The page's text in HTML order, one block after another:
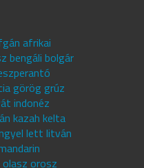
afrikai
bengáli bolgár
görög grúz
indonéz
kazah kelta
lett litván
orosz